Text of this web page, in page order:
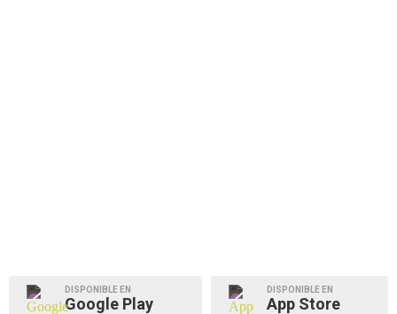
DISPONIBLE EN
Google Play
DISPONIBLE EN
App Store